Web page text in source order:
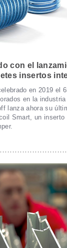
con el
insertos
en 2019 el
en la
lanza ahora su
Smart, un inserto